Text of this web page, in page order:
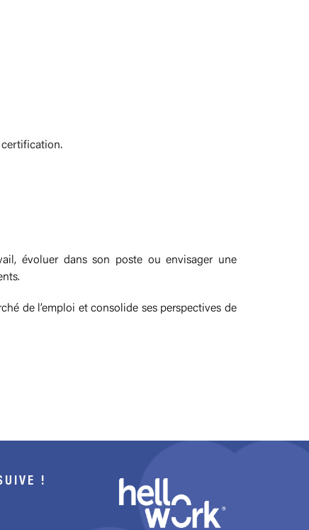
évoluer dans son poste ou envisager une
de l’emploi et consolide ses perspectives de
!